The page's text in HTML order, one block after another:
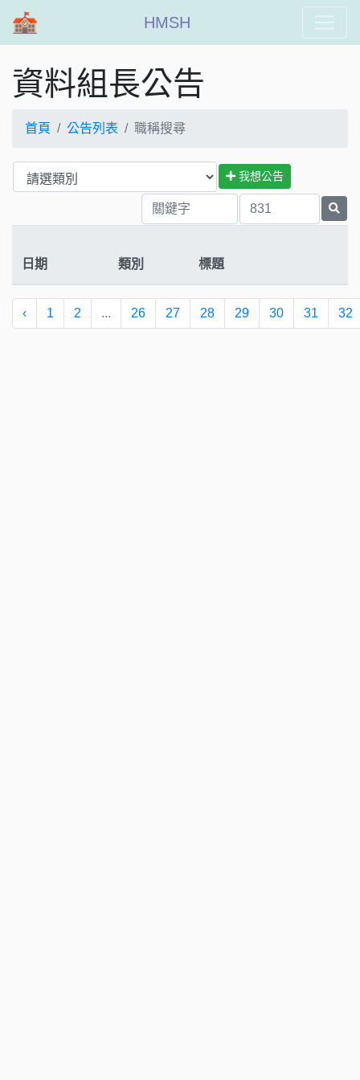
HMSH
資料組長公告
首頁 公告列表 職稱搜尋
我想公告
日期 類別 標題
‹ 1 2 ... 26 27 28 29 30 31 32